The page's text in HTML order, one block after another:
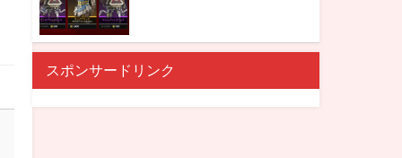
スポンサードリンク